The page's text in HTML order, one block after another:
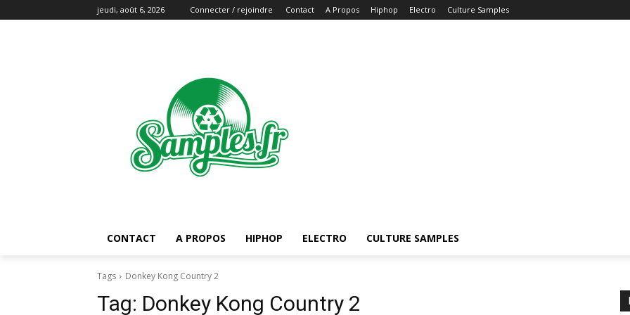
jeudi, août 6, 2026 Connecter / rejoindre Contact A Propos Hiphop Electro Culture Samples
CONTACT A PROPOS HIPHOP ELECTRO CULTURE SAMPLES
Tags Donkey Kong Country 2
Tag: Donkey Kong Country 2